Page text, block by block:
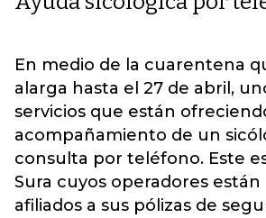
En medio de la cuarentena
alarga hasta el 27 de abril,
servicios que están
acompañamiento de un
consulta por teléfono. Este
Sura cuyos operadores
afiliados a sus pólizas de